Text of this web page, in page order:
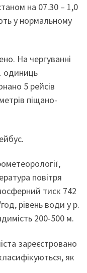
на 07.30 – 1,0
у нормальному
На чергуванні
одиниць
5 рейсів
піщано-
повітря
тиск 742
рівень води у р.
200-500 м.
зареєстровано
як